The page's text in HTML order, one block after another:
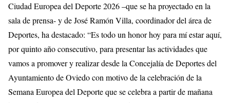
Ciudad Europea del Deporte 2026 –que se ha proyectado en la
sala de prensa- y de José Ramón Villa, coordinador del área de
Deportes, ha destacado: “Es todo un honor hoy para mí estar aquí,
por quinto año consecutivo, para presentar las actividades que
vamos a promover y realizar desde la Concejalía de Deportes del
Ayuntamiento de Oviedo con motivo de la celebración de la
Semana Europea del Deporte que se celebra a partir de mañana